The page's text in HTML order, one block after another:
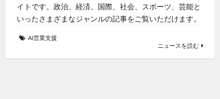
イトです。政治、経済、国際、社会、スポーツ、芸能と
いったさまざまなジャンルの記事をご覧いただけます。
AI営業支援
ニュースを読む